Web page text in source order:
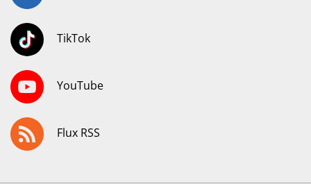
TikTok
YouTube
Flux RSS